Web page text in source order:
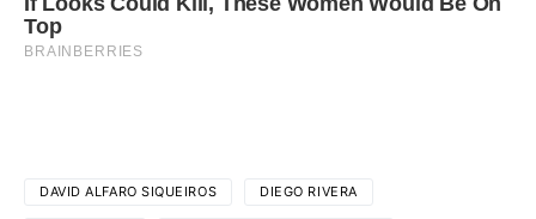
DAVID ALFARO SIQUEIROS DIEGO RIVERA